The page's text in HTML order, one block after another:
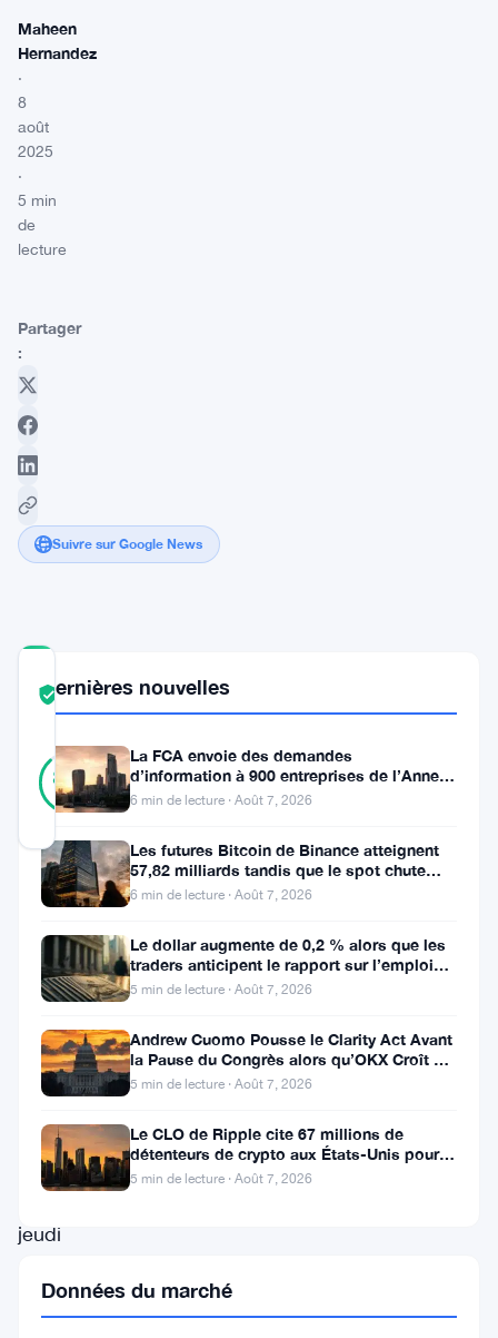
Maheen
Hernandez
·
8
août
2025
·
5 min
de
lecture
Partager
:
Suivre sur Google News
TRUST
SCORE
Vérifié
88 %
RÉEL
Vérifié
43
votes
maintient
autour
115
000
jeudi
Dernières nouvelles
La FCA envoie des demandes
d’information à 900 entreprises de l’Annexe
1 contre le blanchiment
6 min de lecture · Août 7, 2026
Les futures Bitcoin de Binance atteignent
57,82 milliards tandis que le spot chute
huit fois
6 min de lecture · Août 7, 2026
Le dollar augmente de 0,2 % alors que les
traders anticipent le rapport sur l’emploi
aux États-Unis
5 min de lecture · Août 7, 2026
Andrew Cuomo Pousse le Clarity Act Avant
la Pause du Congrès alors qu’OKX Croît en
Europe
5 min de lecture · Août 7, 2026
Le CLO de Ripple cite 67 millions de
détenteurs de crypto aux États-Unis pour
faire avancer la loi CLARITY
5 min de lecture · Août 7, 2026
Données du marché